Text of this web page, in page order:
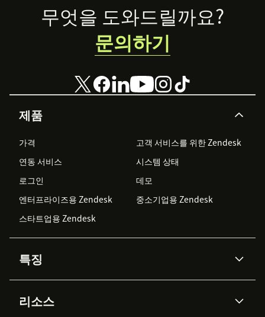
Footer
제품
가격
고객 서비스를 위한 Zendesk
연동 서비스
시스템 상태
로그인
데모
엔터프라이즈용 Zendesk
중소기업용 Zendesk
스타트업용 Zendesk
특징
Zendesk AI
리소스
무엇을 도와드릴까요?
문의하기